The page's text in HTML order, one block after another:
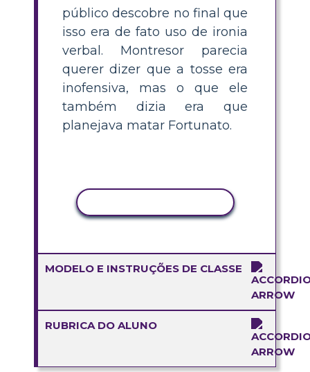
público descobre no final que
isso era de fato uso de ironia
verbal. Montresor parecia
querer dizer que a tosse era
inofensiva, mas o que ele
também dizia era que
planejava matar Fortunato.
MODELO E INSTRUÇÕES DE CLASSE
RUBRICA DO ALUNO